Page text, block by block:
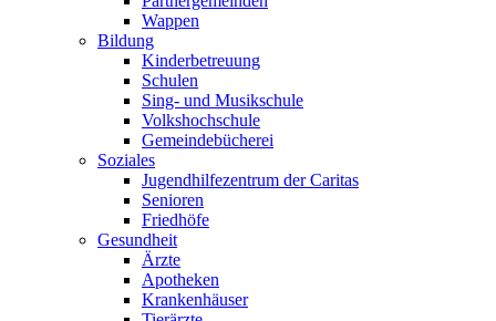
Wappen
Bildung
Kinderbetreuung
Schulen
Sing- und Musikschule
Volkshochschule
Gemeindebücherei
Soziales
Jugendhilfezentrum der Caritas
Senioren
Friedhöfe
Gesundheit
Ärzte
Apotheken
Krankenhäuser